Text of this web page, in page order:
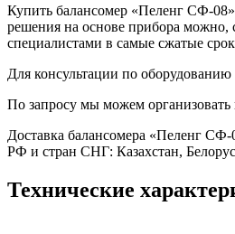
Купить балансомер «Пеленг СФ-
решения на основе прибора можно,
специалистами в самые сжатые
Для консультации по
По запросу мы можем
Доставка балансомера «Пеленг
РФ и стран СНГ: Казахстан,
Технические